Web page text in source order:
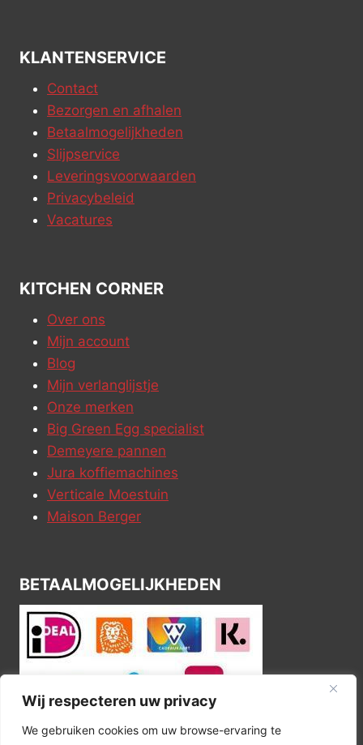
Wij respecteren uw privacy
We gebruiken cookies om uw browse-ervaring te
KLANTENSERVICE
Contact
Bezorgen en afhalen
Betaalmogelijkheden
Slijpservice
Leveringsvoorwaarden
Privacybeleid
Vacatures
KITCHEN CORNER
Over ons
Mijn account
Blog
Mijn verlanglijstje
Onze merken
Big Green Egg specialist
Demeyere pannen
Jura koffiemachines
Verticale Moestuin
Maison Berger
BETAALMOGELIJKHEDEN